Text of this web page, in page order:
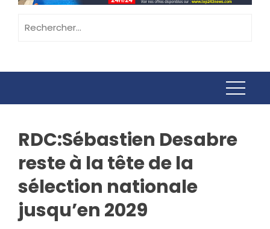
RDC:Sébastien Desabre
reste à la tête de la
sélection nationale
jusqu’en 2029